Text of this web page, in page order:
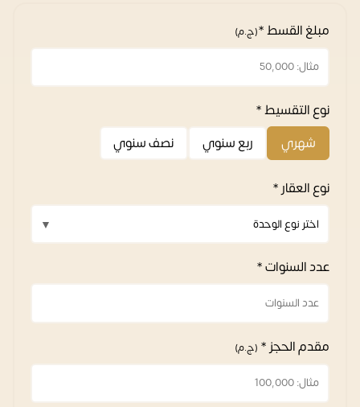
مبلغ القسط *(ج.م)
نوع التقسيط *
شهري
ربع سنوي نصف سنوي
نوع العقار *
عدد السنوات *
مقدم الحجز * (ج.م)